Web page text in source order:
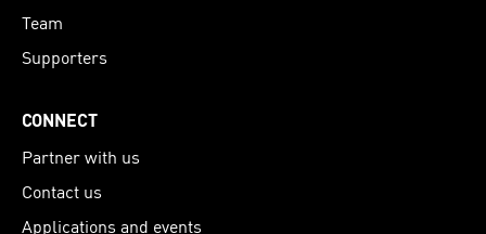
Team
Supporters
CONNECT
Partner with us
Contact us
Applications and events